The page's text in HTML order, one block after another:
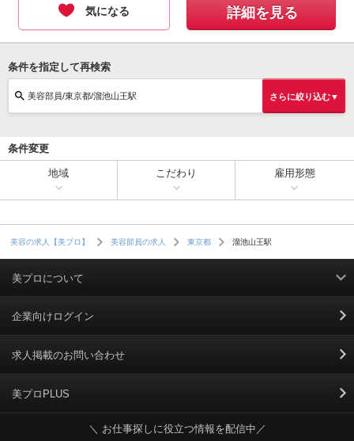
気になる 詳細を見る
条件を指定して再検索
美容部員/東京都/溜池山王駅 さらに絞り込む▼
条件変更
地域 こだわり 雇用形態
美容の求人【美プロ】 美容部員の求人 東京都 溜池山王駅
美プロについて
利用規約
掲載規約
個人情報保護ポリシー
個人情報のお取り扱いについて
企業向けログイン
求人掲載のお問い合わせ
美プロPLUS
＼ お仕事探しに役立つ情報を配信中／